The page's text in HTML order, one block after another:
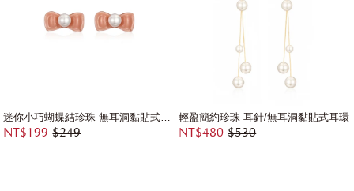
迷你小巧蝴蝶結珍珠 無耳洞黏貼式耳環
NT$199 $249
輕盈簡約珍珠 耳針/無耳洞黏貼式耳環
NT$480 $530